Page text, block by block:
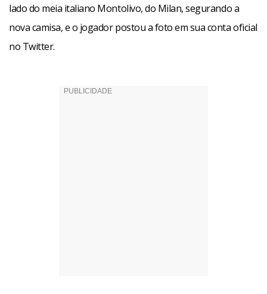
lado do meia italiano Montolivo, do Milan, segurando a
nova camisa, e o jogador postou a foto em sua conta oficial
no Twitter.